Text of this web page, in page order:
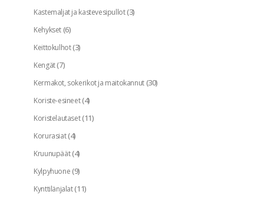
Kastemaljat ja kastevesipullot(3)
Kehykset(6)
Keittokulhot(3)
Kengät(7)
Kermakot, sokerikot ja maitokannut(30)
Koriste-esineet(4)
Koristelautaset(11)
Korurasiat(4)
Kruunupäät(4)
Kylpyhuone(9)
Kynttilänjalat(11)